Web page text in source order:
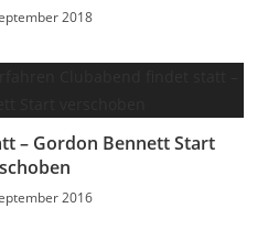
2018
– Gordon Bennett Start
2016